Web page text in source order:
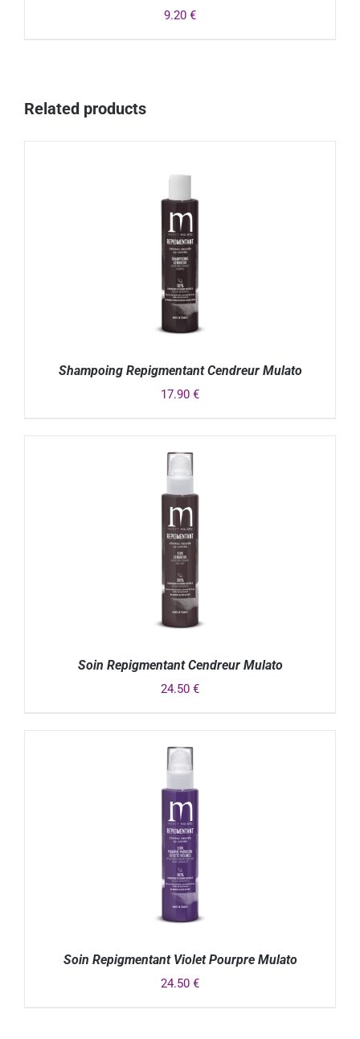
9.20 €
Related products
Shampoing Repigmentant Cendreur Mulato
17.90 €
Soin Repigmentant Cendreur Mulato
24.50 €
Soin Repigmentant Violet Pourpre Mulato
24.50 €